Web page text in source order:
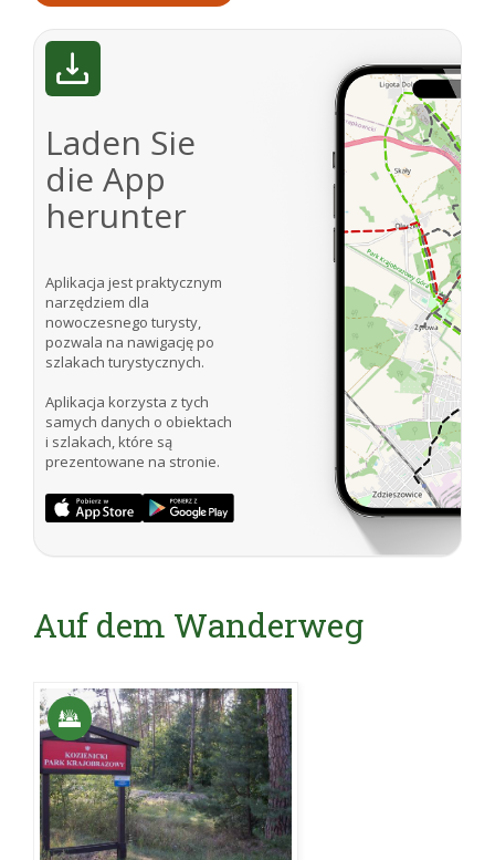
Laden Sie
die App
herunter
Aplikacja jest praktycznym
narzędziem dla
nowoczesnego turysty,
pozwala na nawigację po
szlakach turystycznych.
Aplikacja korzysta z tych
samych danych o obiektach
i szlakach, które są
prezentowane na stronie.
Auf dem Wanderweg